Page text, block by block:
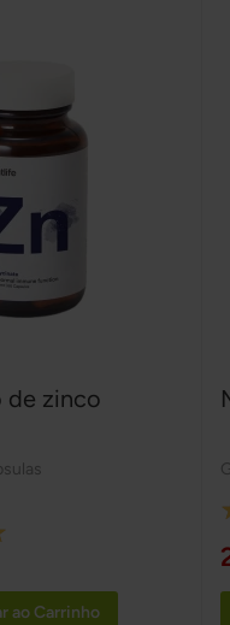
de zinco
ao Carrinho